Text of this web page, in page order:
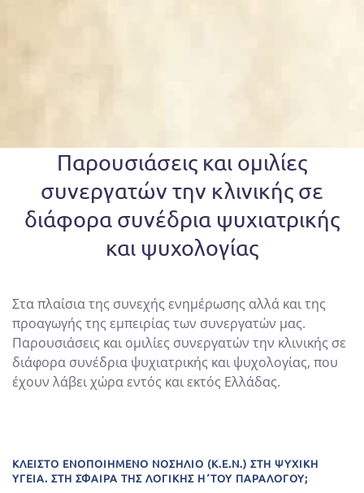
Παρουσιάσεις και ομιλίες
συνεργατών την κλινικής σε
διάφορα συνέδρια ψυχιατρικής
και ψυχολογίας
Στα πλαίσια της συνεχής ενημέρωσης αλλά και της
προαγωγής της εμπειρίας των συνεργατών μας.
Παρουσιάσεις και ομιλίες συνεργατών την κλινικής σε
διάφορα συνέδρια ψυχιατρικής και ψυχολογίας, που
έχουν λάβει χώρα εντός και εκτός Ελλάδας.
ΚΛΕΙΣΤΟ ΕΝΟΠΟΙΗΜΕΝΟ ΝΟΣΗΛΙΟ (Κ.Ε.Ν.) ΣΤΗ ΨΥΧΙΚΗ
ΥΓΕΙΑ. ΣΤΗ ΣΦΑΙΡΑ ΤΗΣ ΛΟΓΙΚΗΣ Η΄ΤΟΥ ΠΑΡΑΛΟΓΟΥ;